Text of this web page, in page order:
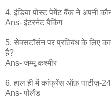
4. इंडिया पोस्ट पेमेंट बैंक ने अपनी
Ans- इंटरनेट बैंकिंग
5. सेक्सटॉर्सन पर प्रतिबंध के लिए
है?
Ans- जम्मू कश्मीर
6. हाल ही में कांफ्रेंस ऑफ़ पार्टीज़-
Ans- पोलैंड